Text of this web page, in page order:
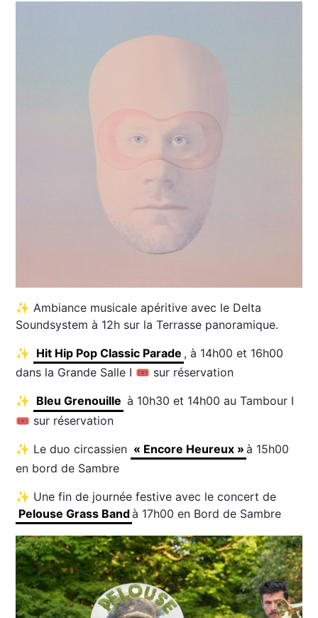
✨ Ambiance musicale apéritive avec le Delta
Soundsystem à 12h sur la Terrasse panoramique.
✨ Hit Hip Pop Classic Parade , à 14h00 et 16h00
dans la Grande Salle I 🎟 sur réservation
✨ Bleu Grenouille à 10h30 et 14h00 au Tambour I
🎟 sur réservation
✨ Le duo circassien « Encore Heureux » à 15h00
en bord de Sambre
✨ Une fin de journée festive avec le concert de
Pelouse Grass Bandà 17h00 en Bord de Sambre